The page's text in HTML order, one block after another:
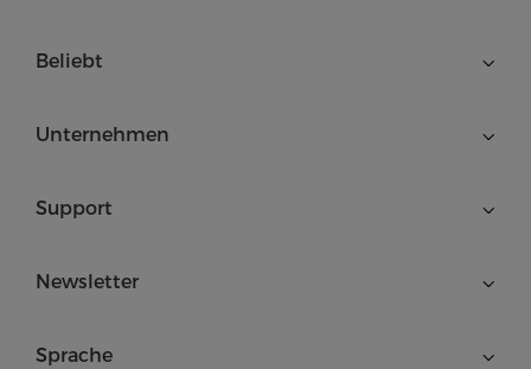
Beliebt
Unternehmen
Support
Newsletter
Sprache